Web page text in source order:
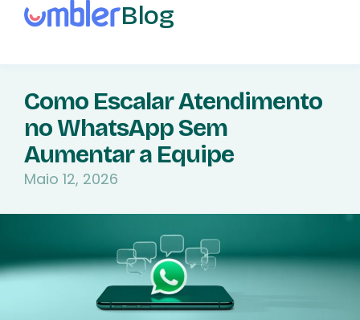
Blog
Como Escalar Atendimento
no WhatsApp Sem
Aumentar a Equipe
Maio 12, 2026